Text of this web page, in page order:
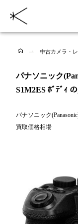
中古カメラ・
パナソニック
S1M2ES ﾎﾞﾃﾞｨ
パナソニック
買取価格相場